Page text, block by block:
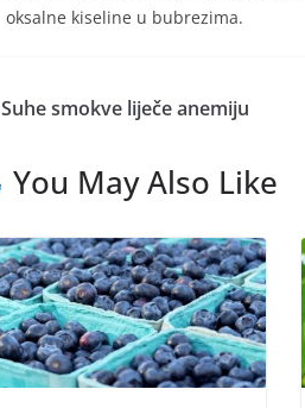
oksalne kiseline u bubrezima.
Suhe smokve liječe anemiju
You May Also Like